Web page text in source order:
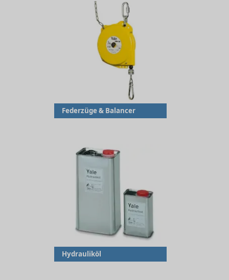
Federzüge & Balancer
Hydrauliköl